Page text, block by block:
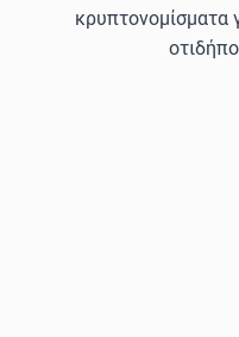
κρυπτονομίσματα